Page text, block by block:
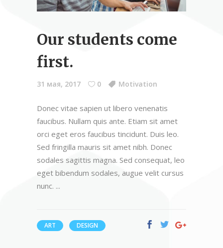
Our students come
first.
31 мая, 2017 0 Motivation
Donec vitae sapien ut libero venenatis
faucibus. Nullam quis ante. Etiam sit amet
orci eget eros faucibus tincidunt. Duis leo.
Sed fringilla mauris sit amet nibh. Donec
sodales sagittis magna. Sed consequat, leo
eget bibendum sodales, augue velit cursus
nunc.
ART DESIGN